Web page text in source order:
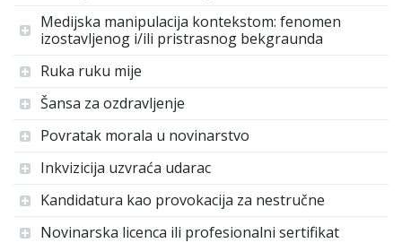
Medijska manipulacija kontekstom: fenomen
izostavljenog i/ili pristrasnog bekgraunda
Ruka ruku mije
Šansa za ozdravljenje
Povratak morala u novinarstvo
Inkvizicija uzvraća udarac
Kandidatura kao provokacija za nestručne
Novinarska licenca ili profesionalni sertifikat